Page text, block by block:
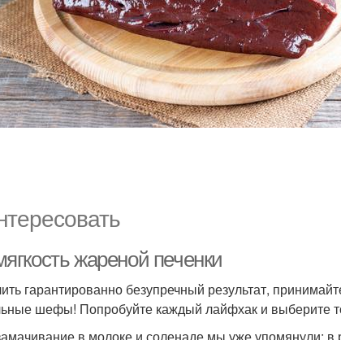
жареной печенки
гарантированно безупречный результат,
шефы! Попробуйте каждый лайфхак и выберите